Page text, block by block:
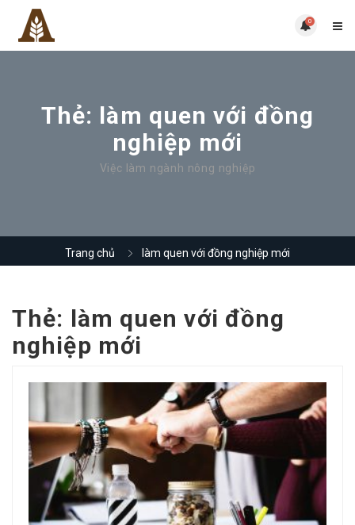
0
Thẻ: làm quen với đồng
nghiệp mới
Việc làm ngành nông nghiệp
Trang chủ làm quen với đồng nghiệp mới
Thẻ: làm quen với đồng
nghiệp mới